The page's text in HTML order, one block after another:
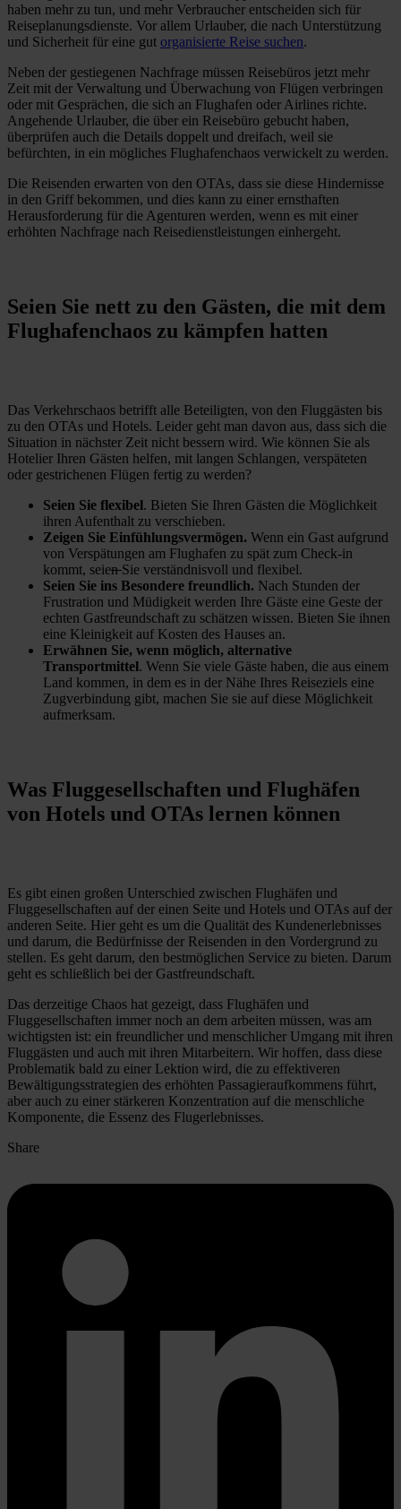
haben mehr zu tun, und mehr Verbraucher entscheiden sich für
Reiseplanungsdienste. Vor allem Urlauber, die nach Unterstützung
und Sicherheit für eine gut organisierte Reise suchen.
Neben der gestiegenen Nachfrage müssen Reisebüros jetzt mehr
Zeit mit der Verwaltung und Überwachung von Flügen verbringen
oder mit Gesprächen, die sich an Flughafen oder Airlines richte.
Angehende Urlauber, die über ein Reisebüro gebucht haben,
überprüfen auch die Details doppelt und dreifach, weil sie
befürchten, in ein mögliches Flughafenchaos verwickelt zu werden.
Die Reisenden erwarten von den OTAs, dass sie diese Hindernisse
in den Griff bekommen, und dies kann zu einer ernsthaften
Herausforderung für die Agenturen werden, wenn es mit einer
erhöhten Nachfrage nach Reisedienstleistungen einhergeht.
Seien Sie nett zu den Gästen, die mit dem
Flughafenchaos zu kämpfen hatten
Das Verkehrschaos betrifft alle Beteiligten, von den Fluggästen bis
zu den OTAs und Hotels. Leider geht man davon aus, dass sich die
Situation in nächster Zeit nicht bessern wird. Wie können Sie als
Hotelier Ihren Gästen helfen, mit langen Schlangen, verspäteten
oder gestrichenen Flügen fertig zu werden?
Seien Sie flexibel. Bieten Sie Ihren Gästen die Möglichkeit
ihren Aufenthalt zu verschieben.
Zeigen Sie Einfühlungsvermögen. Wenn ein Gast aufgrund
von Verspätungen am Flughafen zu spät zum Check-in
kommt, seienSie verständnisvoll und flexibel.
Seien Sie ins Besondere freundlich. Nach Stunden der
Frustration und Müdigkeit werden Ihre Gäste eine Geste der
echten Gastfreundschaft zu schätzen wissen. Bieten Sie ihnen
eine Kleinigkeit auf Kosten des Hauses an.
Erwähnen Sie, wenn möglich, alternative
Transportmittel. Wenn Sie viele Gäste haben, die aus einem
Land kommen, in dem es in der Nähe Ihres Reiseziels eine
Zugverbindung gibt, machen Sie sie auf diese Möglichkeit
aufmerksam.
Was Fluggesellschaften und Flughäfen
von Hotels und OTAs lernen können
Es gibt einen großen Unterschied zwischen Flughäfen und
Fluggesellschaften auf der einen Seite und Hotels und OTAs auf der
anderen Seite. Hier geht es um die Qualität des Kundenerlebnisses
und darum, die Bedürfnisse der Reisenden in den Vordergrund zu
stellen. Es geht darum, den bestmöglichen Service zu bieten. Darum
geht es schließlich bei der Gastfreundschaft.
Das derzeitige Chaos hat gezeigt, dass Flughäfen und
Fluggesellschaften immer noch an dem arbeiten müssen, was am
wichtigsten ist: ein freundlicher und menschlicher Umgang mit ihren
Fluggästen und auch mit ihren Mitarbeitern. Wir hoffen, dass diese
Problematik bald zu einer Lektion wird, die zu effektiveren
Bewältigungsstrategien des erhöhten Passagieraufkommens führt,
aber auch zu einer stärkeren Konzentration auf die menschliche
Komponente, die Essenz des Flugerlebnisses.
Share